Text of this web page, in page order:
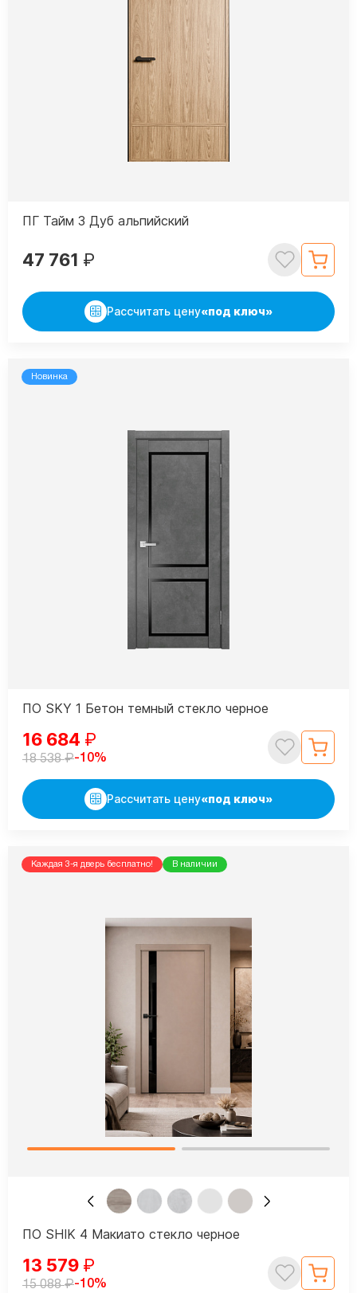
ПГ Тайм 3 Дуб альпийский
47 761 ₽
Рассчитать цену«под ключ»
Новинка
ПО SKY 1 Бетон темный стекло черное
16 684 ₽
18 538₽-10%
Рассчитать цену«под ключ»
Каждая 3-я дверь бесплатно! В наличии
ПО SHIK 4 Макиато стекло черное
13 579 ₽
15 088₽-10%